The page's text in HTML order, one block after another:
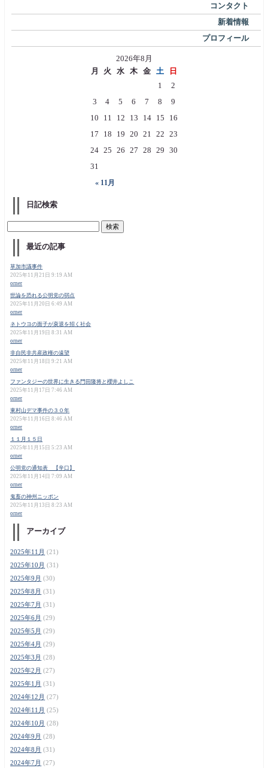
コンタクト
新着情報
プロフィール
2026年8月
月
火 水 木 金 土 日
« 11月
1
2
3
4 5 6 7 8
9
10
11 12 13 14 15
16
17
18 19 20 21 22 23
24 25 26 27 28 29 30
31
日記検索
最近の記事
草加市議事件
2025年11月21日 9:19 AM
orner
世論を恐れる公明党の弱点
2025年11月20日 6:49 AM
orner
ネトウヨの面子が衰退を招く社会
2025年11月19日 8:31 AM
orner
非自民非共産政権の遠望
2025年11月18日 9:21 AM
orner
ファンタジーの世界に生きる門田隆将と櫻井よしこ
2025年11月17日 7:46 AM
orner
東村山デマ事件の３０年
2025年11月16日 8:46 AM
orner
１１月１５日
2025年11月15日 5:23 AM
orner
公明党の通知表 【辛口】
2025年11月14日 7:09 AM
orner
鬼畜の神州ニッポン
2025年11月13日 8:23 AM
orner
アーカイブ
2025年11月 (21)
2025年10月 (31)
2025年9月 (30)
2025年8月 (31)
2025年7月 (31)
2025年6月 (29)
2025年5月 (29)
2025年4月 (29)
2025年3月 (28)
2025年2月 (27)
2025年1月 (31)
2024年12月 (27)
2024年11月 (25)
2024年10月 (28)
2024年9月 (28)
2024年8月 (31)
2024年7月 (27)